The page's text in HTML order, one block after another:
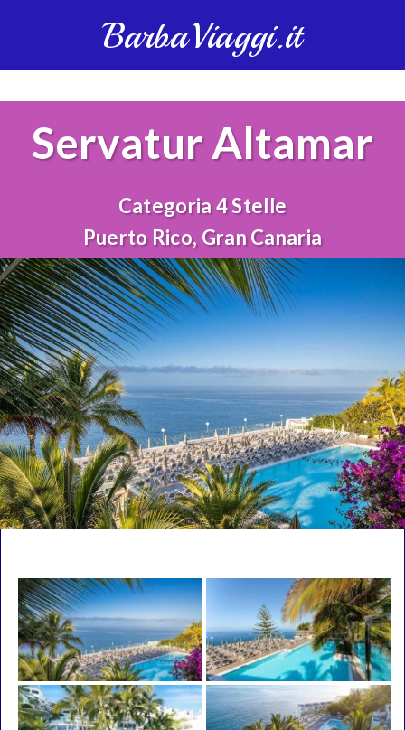
BarbaViaggi.it
Servatur Altamar
Categoria 4 Stelle
Puerto Rico, Gran Canaria